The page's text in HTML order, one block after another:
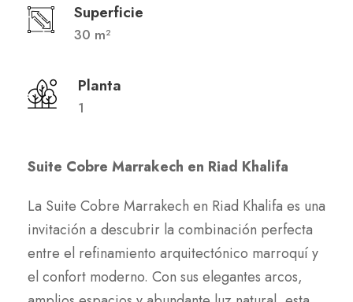
Superficie
30 m²
Planta
1
Suite Cobre Marrakech en Riad Khalifa
La Suite Cobre Marrakech en Riad Khalifa es una
invitación a descubrir la combinación perfecta
entre el refinamiento arquitectónico marroquí y
el confort moderno. Con sus elegantes arcos,